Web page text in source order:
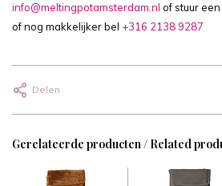
info@meltingpotamsterdam.nl of stuur
of nog makkelijker bel +316 2138 9287
Delen
Gerelateerde producten / Related